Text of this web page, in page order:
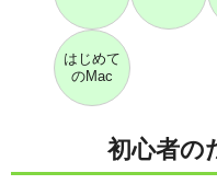
はじめて
のMac
初心者の